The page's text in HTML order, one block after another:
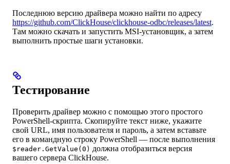
Последнюю версию драйвера можно найти по адресу
https://github.com/ClickHouse/clickhouse-odbc/releases/latest.
Там можно скачать и запустить MSI-установщик, а затем
выполнить простые шаги установки.
Тестирование
Проверить драйвер можно с помощью этого простого
PowerShell-скрипта. Скопируйте текст ниже, укажите
свой URL, имя пользователя и пароль, а затем вставьте
его в командную строку PowerShell — после выполнения
$reader.GetValue(0) должна отобразиться версия
вашего сервера ClickHouse.